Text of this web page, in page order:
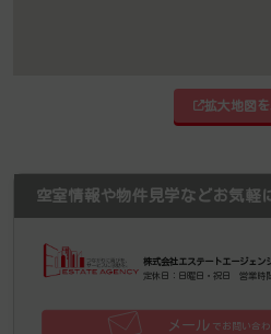
拡大地図
空室情報や物件見学などお気軽
株式会社エステートエージェン
定休日：日曜日・祝日 営業時
でお問い合
メール